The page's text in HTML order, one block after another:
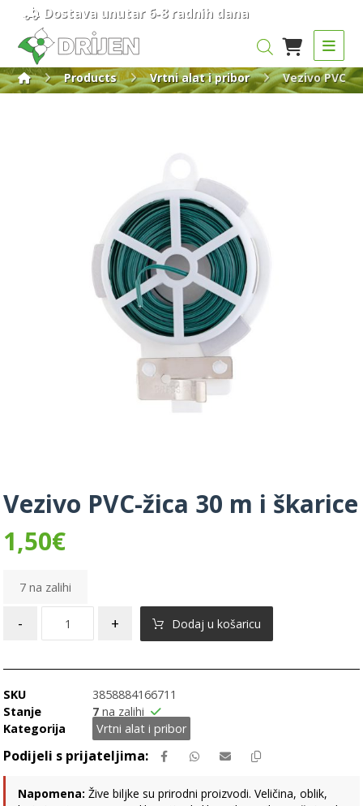
Dostava unutar 6-8 radnih dana
Products Vrtni alat i pribor Vezivo PVC-
Vezivo PVC-žica 30 m i škarice
1,50€
7 na zalihi
- + Dodaj u košaricu
SKU
3858884166711
Stanje
7 na zalihi
Kategorija
Vrtni alat i pribor
Napomena: Žive biljke su prirodni proizvodi. Veličina, oblik,